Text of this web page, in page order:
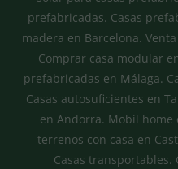
prefabricadas. Casas
madera en Barcelona.
Comprar casa modular
prefabricadas en Málaga.
Casas autosuficientes en
en Andorra. Mobil home
terrenos con casa en
Casas